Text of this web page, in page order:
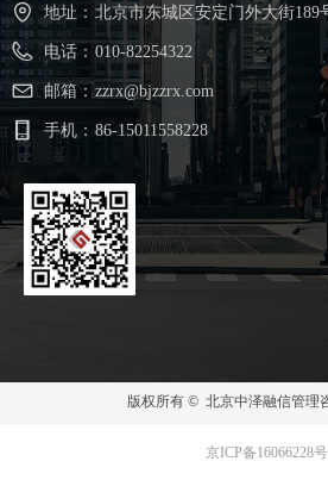
地址： 北京市东城区安定门外大街189
电话： 010-82254322
邮箱： zzrx@bjzzrx.com
手机： 86-15011558228
版权所有 © 北京中泽融信管理
京ICP备16066228号